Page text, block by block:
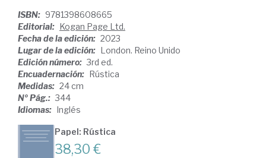
ISBN: 9781398608665
Editorial: Kogan Page Ltd.
Fecha de la edición: 2023
Lugar de la edición: London. Reino Unido
Edición número: 3rd ed.
Encuadernación: Rústica
Medidas: 24 cm
Nº Pág.: 344
Idiomas: Inglés
Papel: Rústica
38,30 €